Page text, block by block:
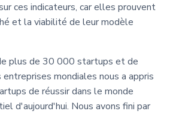
ces indicateurs, car elles prouvent
et la viabilité de leur modèle
plus de 30 000 startups et de
mondiales nous a appris
de réussir dans le monde
d'aujourd'hui. Nous avons fini par